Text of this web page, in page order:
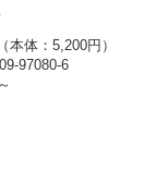
本体：5,200円）
97080-6